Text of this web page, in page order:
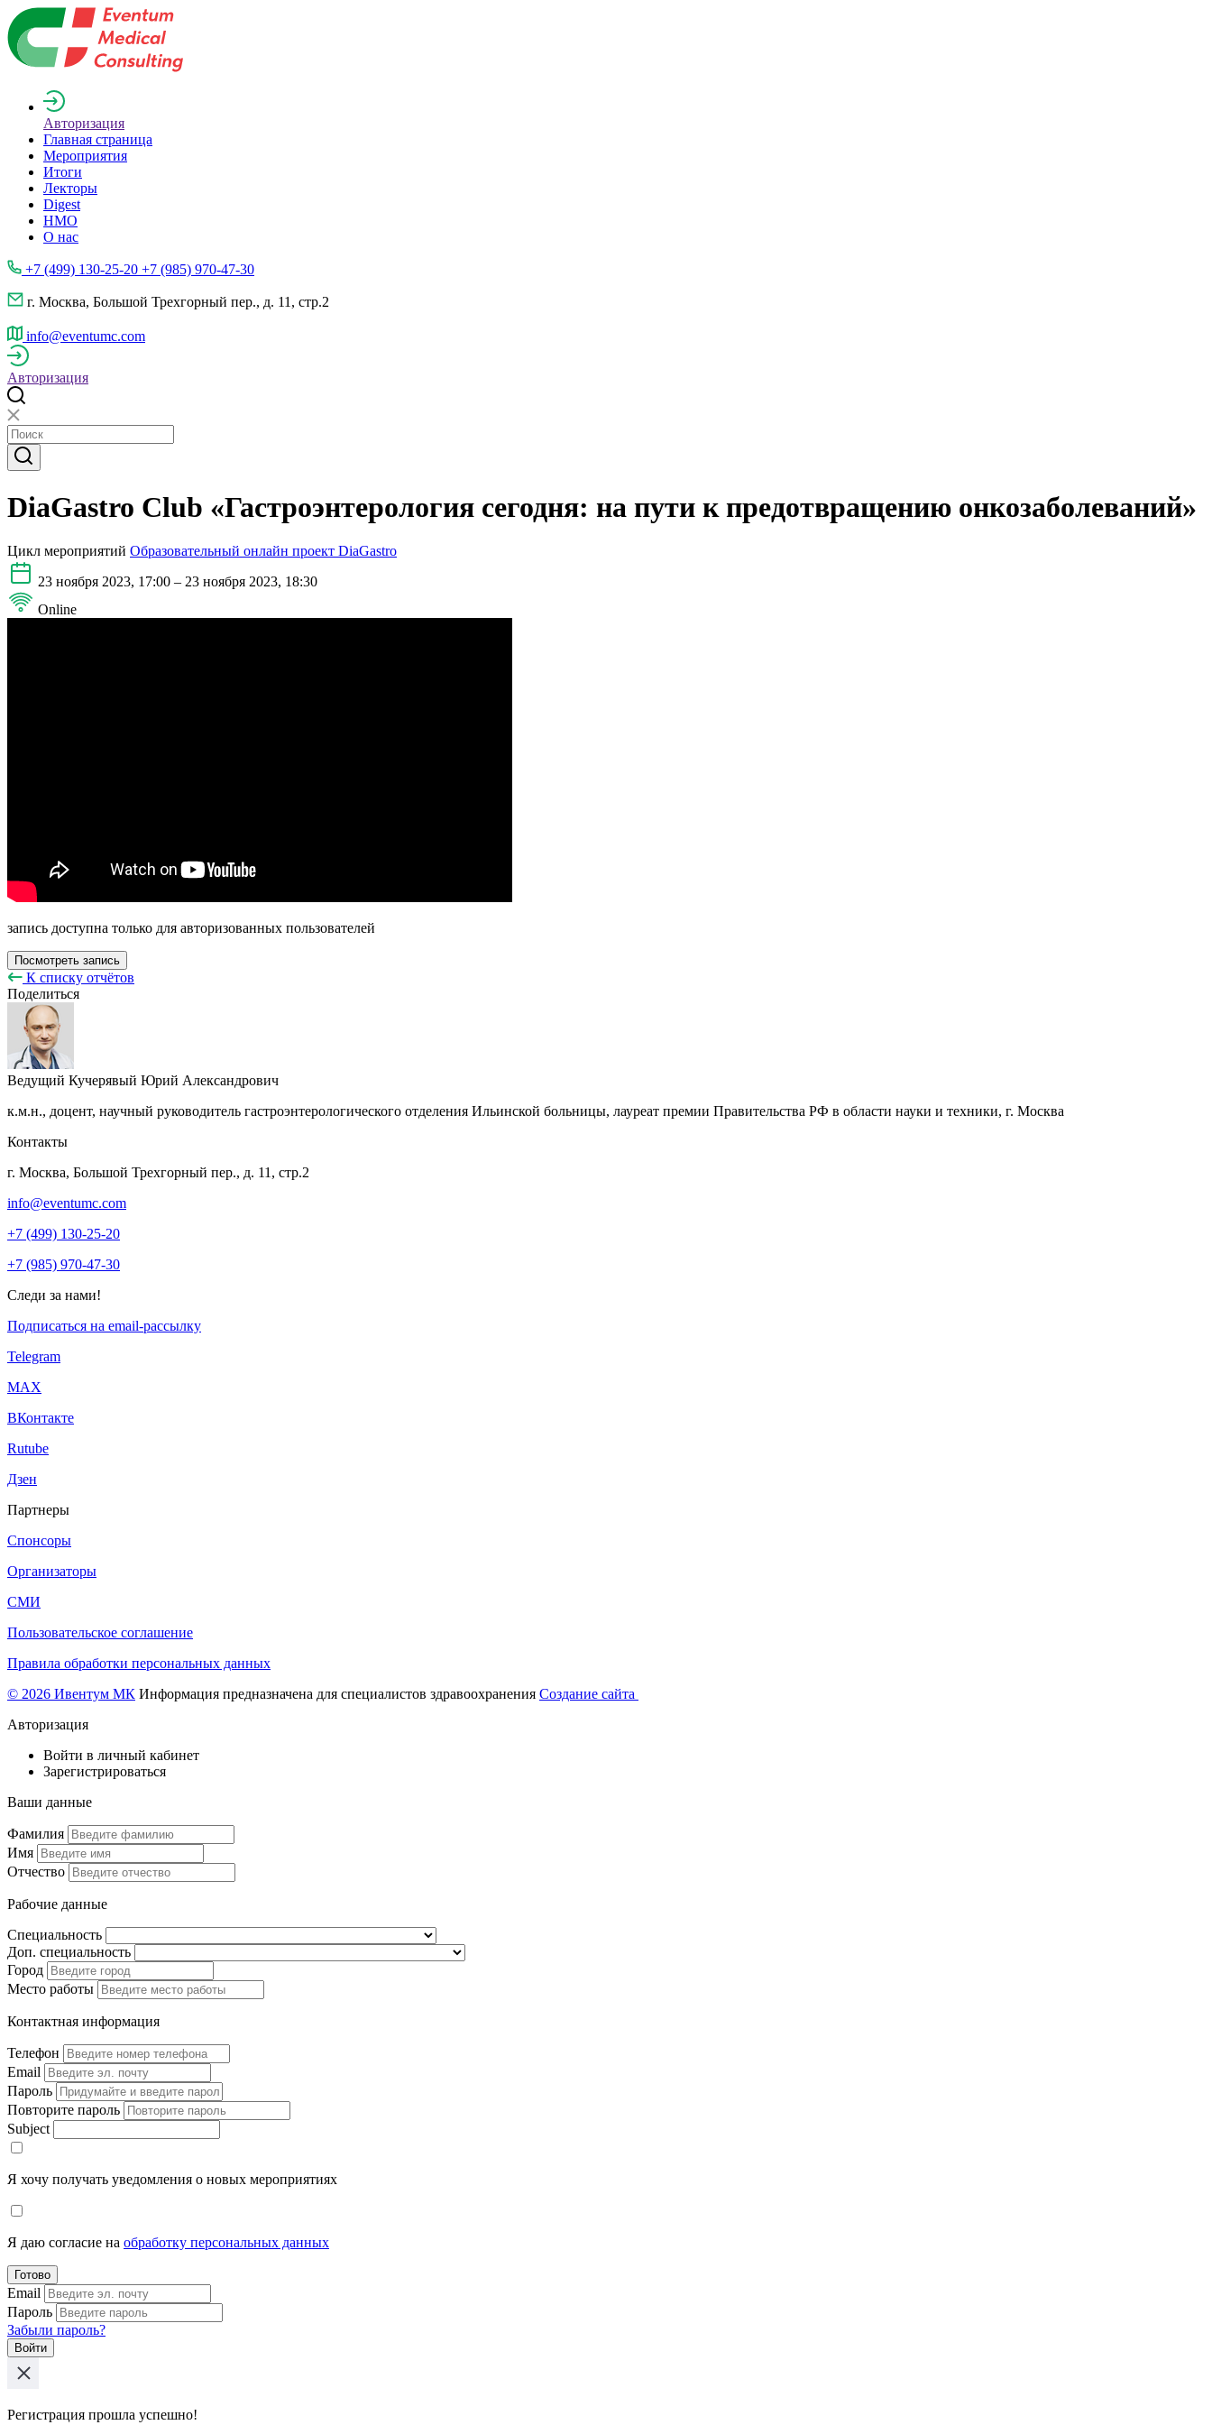
Авторизация
Главная страница
Мероприятия
Итоги
Лекторы
Digest
НМО
О нас
+7 (499) 130-25-20 +7 (985) 970-47-30
г. Москва, Большой Трехгорный пер., д. 11, стр.2
info@eventumc.com
Авторизация
DiaGastro Club «Гастроэнтерология сегодня: на пути к предотвращению онкозаболеваний»
Цикл мероприятий Образовательный онлайн проект DiaGastro
23 ноября 2023, 17:00 – 23 ноября 2023, 18:30
Online
запись доступна только для авторизованных пользователей
Посмотреть запись
К списку отчётов
Поделиться
Ведущий Кучерявый Юрий Александрович
к.м.н., доцент, научный руководитель гастроэнтерологического отделения Ильинской больницы, лауреат премии Правительства РФ в области науки и техники, г. Москва
Контакты
г. Москва, Большой Трехгорный пер., д. 11, стр.2
info@eventumc.com
+7 (499) 130-25-20
+7 (985) 970-47-30
Следи за нами!
Подписаться на email-рассылку
Telegram
МАХ
ВКонтакте
Rutube
Дзен
Партнеры
Спонсоры
Организаторы
СМИ
Пользовательское соглашение
Правила обработки персональных данных
© 2026 Ивентум МК Информация предназначена для специалистов здравоохранения Создание сайта
Авторизация
Войти в личный кабинет
Зарегистрироваться
Ваши данные
Фамилия
Имя
Отчество
Рабочие данные
Специальность
Доп. специальность
Город
Место работы
Контактная информация
Телефон
Email
Пароль
Повторите пароль
Subject
Я хочу получать уведомления о новых мероприятиях
Я даю согласие на обработку персональных данных
Готово
Email
Пароль
Забыли пароль?
Войти
Регистрация прошла успешно!